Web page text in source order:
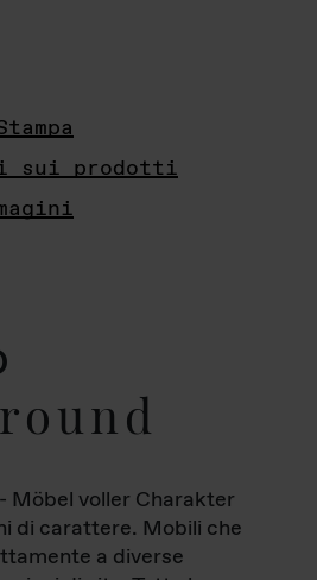
sui prodotti
- Möbel voller Charakter
di carattere. Mobili che
a diverse